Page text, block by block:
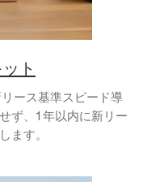
ト
ース基準スピード導
ず、1年以内に新リー
ます。